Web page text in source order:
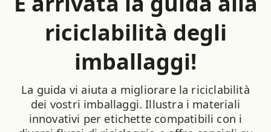
riciclabilità degli
imballaggi!
La guida vi aiuta a migliorare la riciclabilità
dei vostri imballaggi. Illustra i materiali
innovativi per etichette compatibili con i